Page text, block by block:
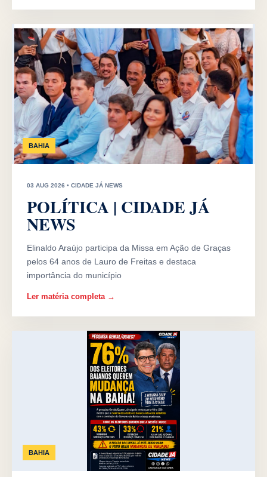
BAHIA
03 AUG 2026 • CIDADE JÁ NEWS
POLÍTICA | CIDADE JÁ
NEWS
Elinaldo Araújo participa da Missa em Ação de Graças
pelos 64 anos de Lauro de Freitas e destaca
importância do município
Ler matéria completa →
BAHIA